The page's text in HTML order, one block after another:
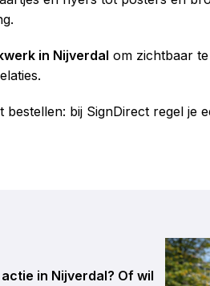
in Nijverdal om zichtbaar
bij SignDirect regel je
in Nijverdal? Of wil